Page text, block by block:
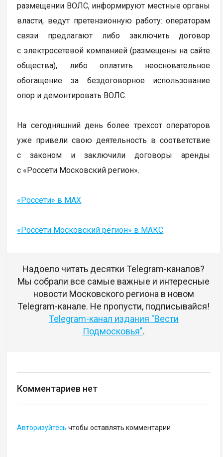
размещении ВОЛС, информируют местные органы
власти, ведут претензионную работу: операторам
связи предлагают либо заключить договор
с электросетевой компанией (размещены на сайте
общества), либо оплатить неосновательное
обогащение за бездоговорное использование
опор и демонтировать ВОЛС.
На сегодняшний день более трехсот операторов
уже привели свою деятельность в соответствие
с законом и заключили договоры аренды
с «Россети Московский регион».
«Россети» в MAX
«Россети Московский регион» в МАКС
Надоело читать десятки Telegram-каналов?
Мы собрали все самые важные и интересные
новости Московского региона в новом
Telegram-канале. Не пропусти, подписывайся!
Telegram-канал издания "Вести
Подмосковья".
Комментариев нет
Авторизуйтесь чтобы оставлять комментарии